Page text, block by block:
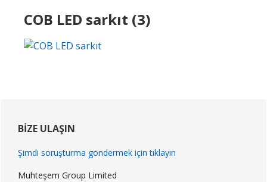
COB LED sarkıt (3)
Kenar
Çubuğu
BIZE ULAŞIN
Şimdi soruşturma göndermek için tıklayın
Muhteşem Group Limited